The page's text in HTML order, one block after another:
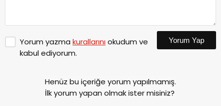
Yorum yazma kurallarınıokudum ve
kabul ediyorum.
Yorum Yap
Henüz bu içeriğe yorum yapılmamış.
İlk yorum yapan olmak ister misiniz?